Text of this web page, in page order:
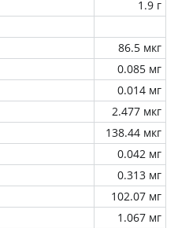
1.9 г
86.5 мкг
0.085 мг
0.014 мг
2.477 мкг
138.44 мкг
0.042 мг
0.313 мг
102.07 мг
1.067 мг